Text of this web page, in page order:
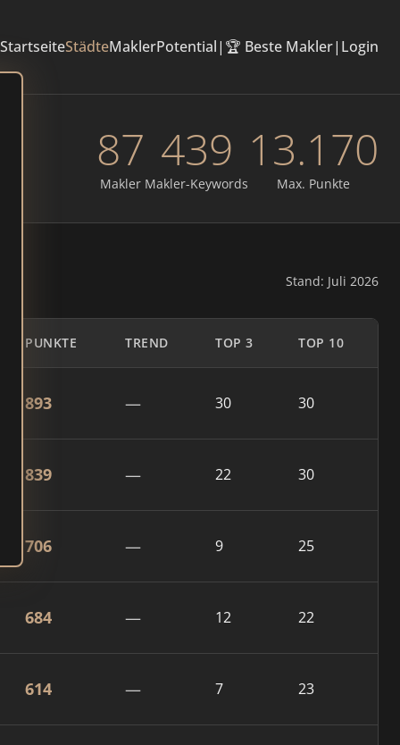
StartseiteStädteMaklerPotential| 🏆 Beste Makler| Login
87
Makler
439
Makler-Keywords
13.170
Max. Punkte
Stand: Juli 2026
PUNKTE TREND TOP 3 TOP 10
893 — 30 30
839 — 22 30
706 — 9 25
684 — 12 22
614 — 7 23